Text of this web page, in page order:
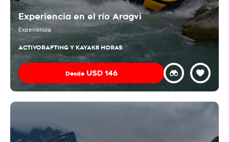
Experiencia en el río Aragvi
Experiencia
ACTIVORAFTING Y KAYAK8 HORAS
Desde USD 146